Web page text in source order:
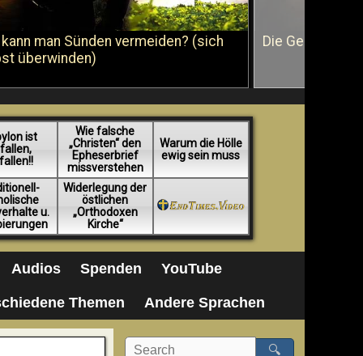
man Sünden vermeiden? (sich
überwinden)
Die Geißelung
ist
Wie falsche
„Christen“ den
Epheserbrief
missverstehen
Warum die Hölle
ewig sein muss
u.
Widerlegung der
östlichen
„Orthodoxen
Kirche“
Audios Spenden YouTube
Themen Andere Sprachen
🔍